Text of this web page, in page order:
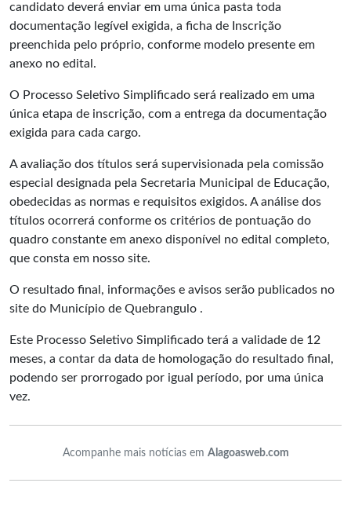
candidato deverá enviar em uma única pasta toda
documentação legível exigida, a ficha de Inscrição
preenchida pelo próprio, conforme modelo presente em
anexo no edital.
O Processo Seletivo Simplificado será realizado em uma
única etapa de inscrição, com a entrega da documentação
exigida para cada cargo.
A avaliação dos títulos será supervisionada pela comissão
especial designada pela Secretaria Municipal de Educação,
obedecidas as normas e requisitos exigidos. A análise dos
títulos ocorrerá conforme os critérios de pontuação do
quadro constante em anexo disponível no edital completo,
que consta em nosso site.
O resultado final, informações e avisos serão publicados no
site do Município de Quebrangulo .
Este Processo Seletivo Simplificado terá a validade de 12
meses, a contar da data de homologação do resultado final,
podendo ser prorrogado por igual período, por uma única
vez.
Acompanhe mais notícias em Alagoasweb.com